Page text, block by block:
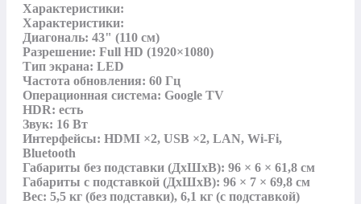
Характеристики:
Характеристики:
Диагональ: 43" (110 см)
Разрешение: Full HD (1920×1080)​
Тип экрана: LED
Частота обновления: 60 Гц​
Операционная система: Google TV
HDR: есть
Звук: 16 Вт
Интерфейсы: HDMI ×2, USB ×2, LAN, Wi-Fi,
Bluetooth​
Габариты без подставки (ДхШхВ): 96 × 6 × 61,8 см​
Габариты с подставкой (ДхШхВ): 96 × 7 × 69,8 см​
Вес: 5,5 кг (без подставки), 6,1 кг (с подставкой)​